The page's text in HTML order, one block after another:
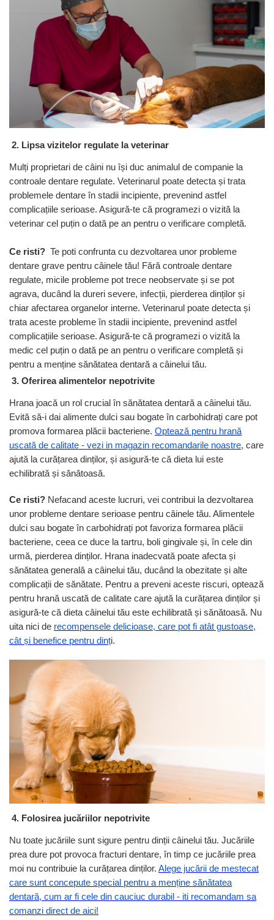
2. Lipsa vizitelor regulate la veterinar
Mulți proprietari de câini nu își duc animalul de companie la
controale dentare regulate. Veterinarul poate detecta și trata
problemele dentare în stadii incipiente, prevenind astfel
complicațiile serioase. Asigură-te că programezi o vizită la
veterinar cel puțin o dată pe an pentru o verificare completă.
Ce risti? Te poti confrunta cu dezvoltarea unor probleme
dentare grave pentru câinele tău! Fără controale dentare
regulate, micile probleme pot trece neobservate și se pot
agrava, ducând la dureri severe, infecții, pierderea dinților și
chiar afectarea organelor interne. Veterinarul poate detecta și
trata aceste probleme în stadii incipiente, prevenind astfel
complicațiile serioase. Asigură-te că programezi o vizită la
medic cel puțin o dată pe an pentru o verificare completă și
pentru a menține sănătatea dentară a câinelui tău.
3. Oferirea alimentelor nepotrivite
Hrana joacă un rol crucial în sănătatea dentară a câinelui tău.
Evită să-i dai alimente dulci sau bogate în carbohidrați care pot
promova formarea plăcii bacteriene. Optează pentru hrană
uscată de calitate - vezi in magazin recomandarile noastre, care
ajută la curățarea dinților, și asigură-te că dieta lui este
echilibrată și sănătoasă.
Ce risti? Nefacand aceste lucruri, vei contribui la dezvoltarea
unor probleme dentare serioase pentru câinele tău. Alimentele
dulci sau bogate în carbohidrați pot favoriza formarea plăcii
bacteriene, ceea ce duce la tartru, boli gingivale și, în cele din
urmă, pierderea dinților. Hrana inadecvată poate afecta și
sănătatea generală a câinelui tău, ducând la obezitate și alte
complicații de sănătate. Pentru a preveni aceste riscuri, optează
pentru hrană uscată de calitate care ajută la curățarea dinților și
asigură-te că dieta câinelui tău este echilibrată și sănătoasă. Nu
uita nici de recompensele delicioase, care pot fi atât gustoase,
cât și benefice pentru dinți.
4. Folosirea jucăriilor nepotrivite
Nu toate jucăriile sunt sigure pentru dinții câinelui tău. Jucăriile
prea dure pot provoca fracturi dentare, în timp ce jucăriile prea
moi nu contribuie la curățarea dinților. Alege jucării de mestecat
care sunt concepute special pentru a menține sănătatea
dentară, cum ar fi cele din cauciuc durabil - iti recomandam sa
comanzi direct de aici!